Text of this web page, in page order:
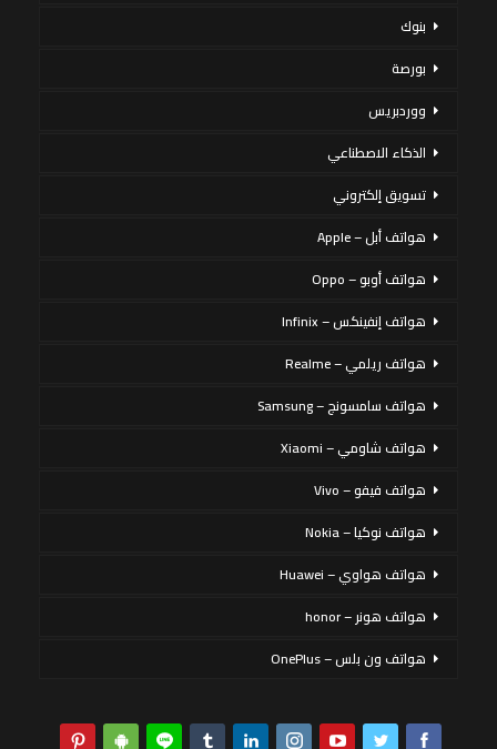
بنوك
بورصة
ووردبريس
الذكاء الاصطناعي
تسويق إلكتروني
هواتف أبل – Apple
هواتف أوبو – Oppo
هواتف إنفينكس – Infinix
هواتف ريلمي – Realme
هواتف سامسونج – Samsung
هواتف شاومي – Xiaomi
هواتف فيفو – Vivo
هواتف نوكيا – Nokia
هواتف هواوي – Huawei
هواتف هونر – honor
هواتف ون بلس – OnePlus